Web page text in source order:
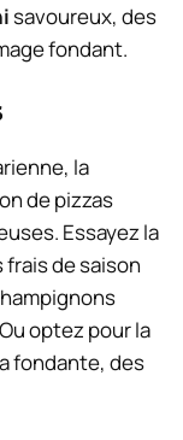
savoureux, des
fondant.
la
de pizzas
Essayez la
frais de saison
optez pour la
fondante, des